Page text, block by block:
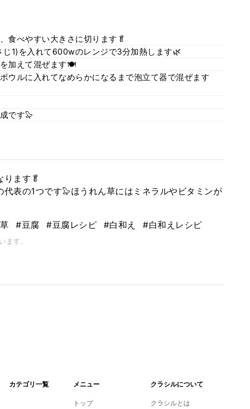
べやすい大きさに切ります🥬
1)を入れて600wのレンジで3分加熱します🌿
加えて混ぜます🍽
ルに入れてなめらかになるまで泡立て器で混ぜます
です🦭
ります🥬
表の1つです🦭ほうれん草にはミネラルやビタミンが
#豆腐 #豆腐レシピ #白和え #白和えレシピ
ます。
カテゴリ一覧 メニュー
トップ
クラシルについて
クラシルとは